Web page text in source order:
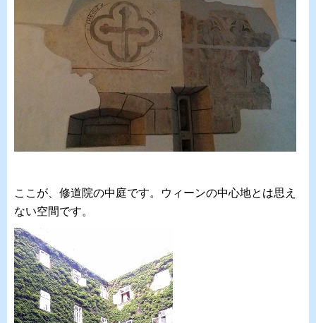
ここが、修道院の中庭です。ウィーンの中心地とは思え
ない空間です。